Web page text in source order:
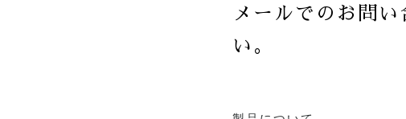
メールでのお問
い。